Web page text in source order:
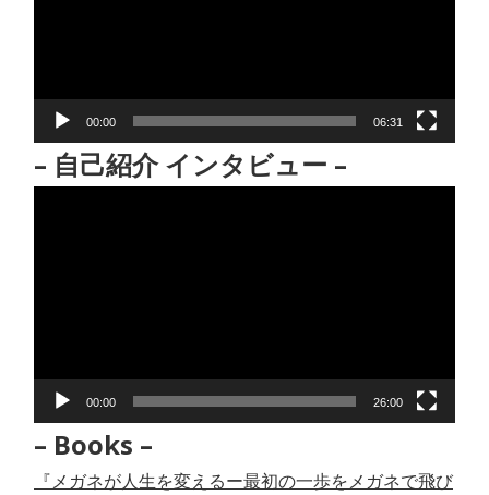
ー
00:00 06:31
– 自己紹介 インタビュー –
ー
00:00 26:00
– Books –
『メガネが人生を変えるー最初の一歩をメガネで飛び